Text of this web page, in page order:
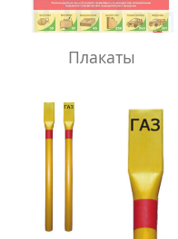
Плакаты